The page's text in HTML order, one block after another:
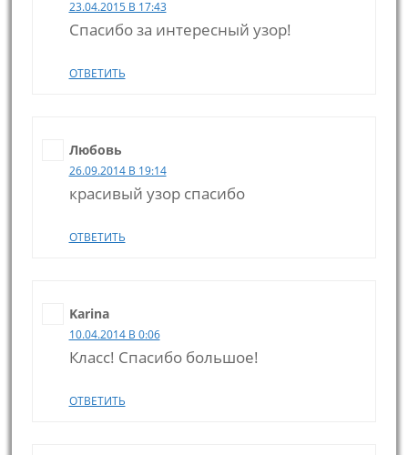
23.04.2015 В 17:43
Спасибо за интересный узор!
ОТВЕТИТЬ
Любовь
26.09.2014 В 19:14
красивый узор спасибо
ОТВЕТИТЬ
Karina
10.04.2014 В 0:06
Класс! Спасибо большое!
ОТВЕТИТЬ